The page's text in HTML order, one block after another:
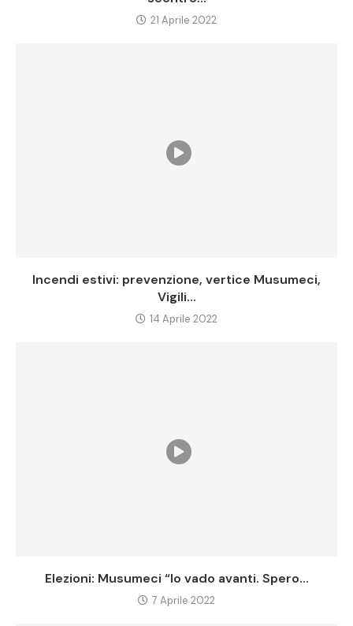
21 Aprile 2022
Incendi estivi: prevenzione, vertice Musumeci,
Vigili...
14 Aprile 2022
Elezioni: Musumeci “Io vado avanti. Spero...
7 Aprile 2022